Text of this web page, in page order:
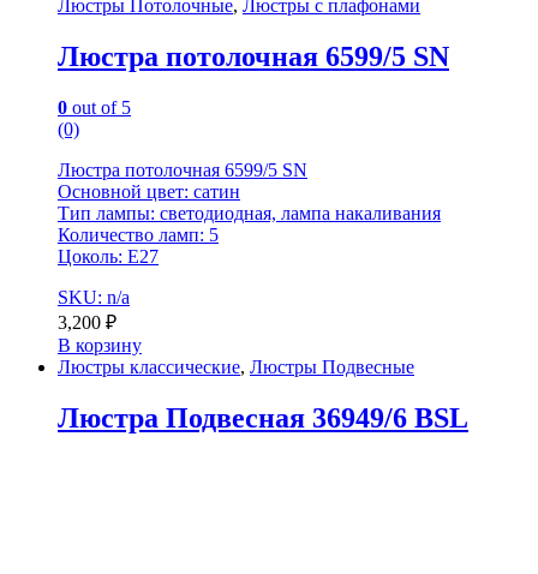
Люстры Потолочные, Люстры с плафонами
Люстра потолочная 6599/5 SN
0 out of 5
(0)
Люстра потолочная 6599/5 SN
Основной цвет: сатин
Тип лампы: светодиодная, лампа накаливания
Количество ламп: 5
Цоколь: E27
SKU: n/a
3,200 ₽
В корзину
Люстры классические, Люстры Подвесные
Люстра Подвесная 36949/6 BSL